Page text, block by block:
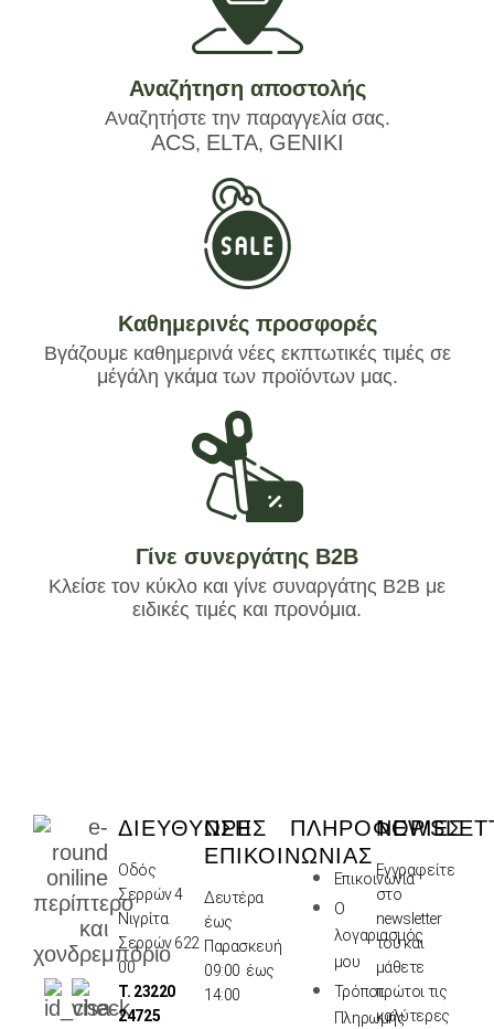
Αναζήτηση αποστολής
Αναζητήστε την παραγγελία σας.
ACS, ELTA, GENIKI
Καθημερινές προσφορές
Βγάζουμε καθημερινά νέες εκπτωτικές τιμές σε
μέγάλη γκάμα των προϊόντων μας.
Γίνε συνεργάτης Β2Β
Κλείσε τον κύκλο και γίνε συναργάτης B2Β με
ειδικές τιμές και προνόμια.
ΔΙΕΥΘΥΝΣΗ
Οδός
Σερρών 4
Νιγρίτα
Σερρών 622
00
Τ. 23220
24725
ΏΡΕΣ
ΕΠΙΚΟΙΝΩΝΊΑΣ
Δευτέρα
έως
Παρασκευή
09:00 έως
14:00
ΠΛΗΡΟΦΟΡΊΕΣ
Επικοινωνία
Ο
λογαριασμός
μου
Τρόποι
Πληρωμής
Εγγραφείτε
στο
newsletter
του και
μάθετε
πρώτοι τις
καλύτερες